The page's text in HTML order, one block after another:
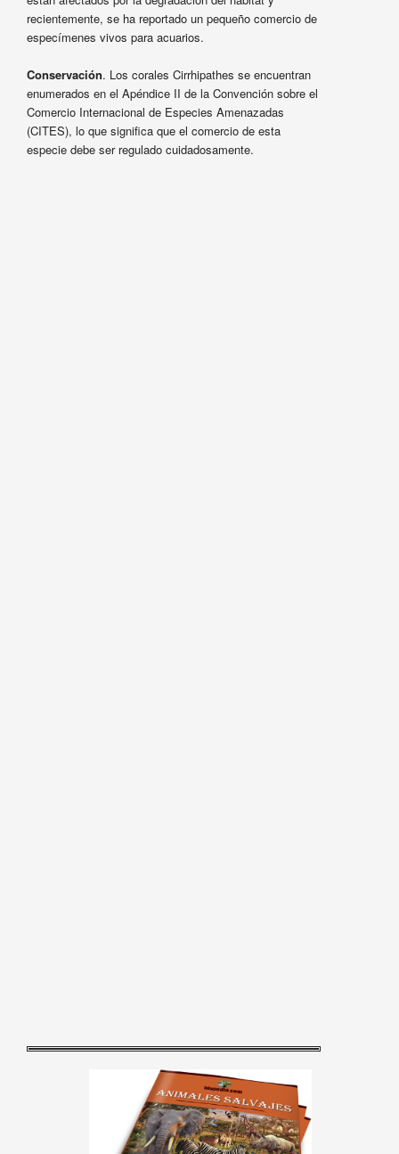
recientemente, se ha reportado un pequeño comercio de
especímenes vivos para acuarios.
Conservación. Los corales Cirrhipathes se encuentran
enumerados en el Apéndice II de la Convención sobre el
Comercio Internacional de Especies Amenazadas
(CITES), lo que significa que el comercio de esta
especie debe ser regulado cuidadosamente.